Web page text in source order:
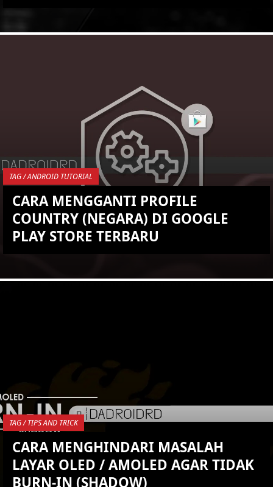
YOU ARE VIEWING MOST
TAG / ANDROID TUTORIAL
CARA MENGGANTI PROFILE
COUNTRY (NEGARA) DI GOOGLE
PLAY STORE TERBARU
TAG / TIPS AND TRICK
CARA MENGHINDARI MASALAH
LAYAR OLED / AMOLED AGAR TIDAK
BURN-IN (SHADOW)